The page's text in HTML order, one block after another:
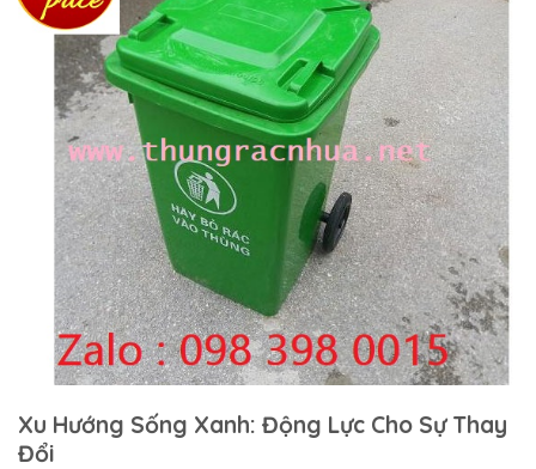
Xu Hướng Sống Xanh: Động Lực Cho Sự Thay
Đổi